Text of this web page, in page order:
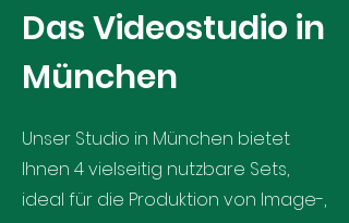
Das Videostudio in
München
Unser Studio in München bietet
Ihnen 4 vielseitig nutzbare Sets,
ideal für die Produktion von Image-,